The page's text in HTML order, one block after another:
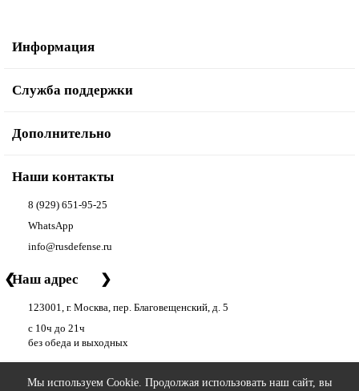
Информация
Служба поддержки
Дополнительно
Наши контакты
8 (929) 651-95-25
WhatsApp
info@rusdefense.ru
❮Наш адрес ❯
123001, г. Москва, пер. Благовещенский, д. 5
с 10ч до 21ч
без обеда и выходных
Мы используем Cookie. Продолжая использовать наш сайт, вы